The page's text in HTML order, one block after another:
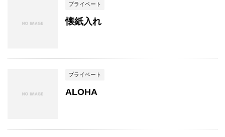
プライベート
懐紙入れ
プライベート
ALOHA